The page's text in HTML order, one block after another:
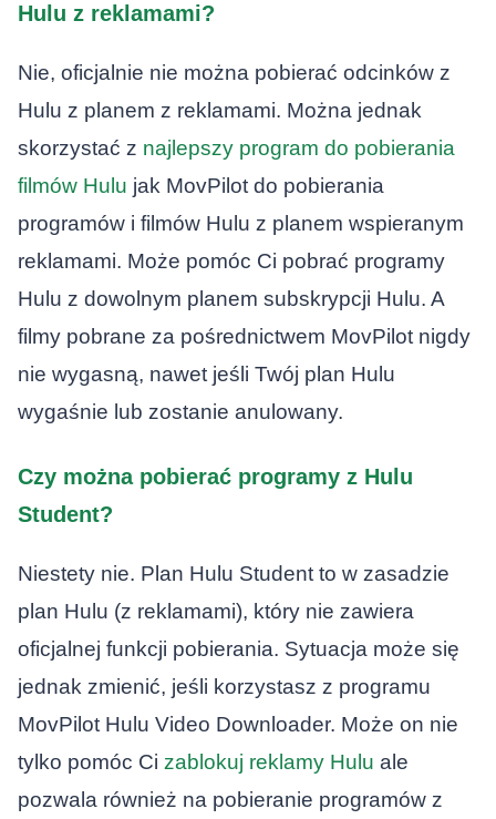
Hulu z reklamami?
Nie, oficjalnie nie można pobierać odcinków z
Hulu z planem z reklamami. Można jednak
skorzystać z najlepszy program do pobierania
filmów Hulu jak MovPilot do pobierania
programów i filmów Hulu z planem wspieranym
reklamami. Może pomóc Ci pobrać programy
Hulu z dowolnym planem subskrypcji Hulu. A
filmy pobrane za pośrednictwem MovPilot nigdy
nie wygasną, nawet jeśli Twój plan Hulu
wygaśnie lub zostanie anulowany.
Czy można pobierać programy z Hulu
Student?
Niestety nie. Plan Hulu Student to w zasadzie
plan Hulu (z reklamami), który nie zawiera
oficjalnej funkcji pobierania. Sytuacja może się
jednak zmienić, jeśli korzystasz z programu
MovPilot Hulu Video Downloader. Może on nie
tylko pomóc Ci zablokuj reklamy Hulu ale
pozwala również na pobieranie programów z